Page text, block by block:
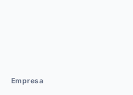
Empresa